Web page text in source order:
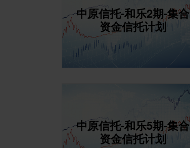
中原信托-和乐2期-集合
资金信托计划
中原信托-和乐5期-集合
资金信托计划